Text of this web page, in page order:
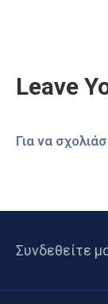
Leave
Για να
Συνδεθείτε